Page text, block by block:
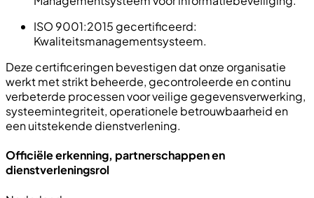
ISO 9001:2015 gecertificeerd:
Kwaliteitsmanagementsysteem.
Deze certificeringen bevestigen dat onze organisatie
werkt met strikt beheerde, gecontroleerde en continu
verbeterde processen voor veilige gegevensverwerking,
systeemintegriteit, operationele betrouwbaarheid en
een uitstekende dienstverlening.
Officiële erkenning, partnerschappen en
dienstverleningsrol